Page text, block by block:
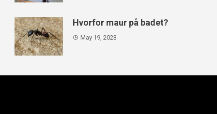
Hvorfor maur på badet?
May 19, 2023